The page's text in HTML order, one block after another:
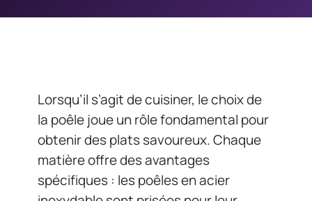
Lorsqu’il s’agit de cuisiner, le choix de
la poêle joue un rôle fondamental pour
obtenir des plats savoureux. Chaque
matière offre des avantages
spécifiques : les poêles en acier